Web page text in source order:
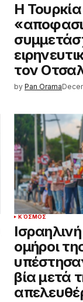
Η
τον
by Pan Orama
ΚΌΣΜΟΣ
ομήροι
βία μετά